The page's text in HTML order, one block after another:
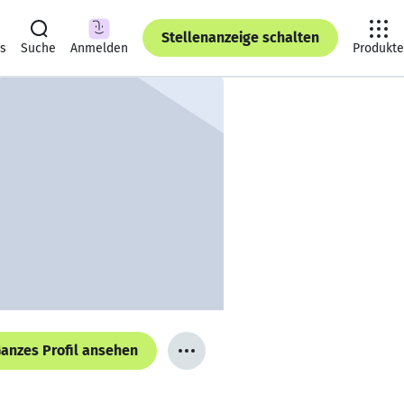
Suche Anmelden
Stellenanzeige schalten
Produkte
Profil ansehen